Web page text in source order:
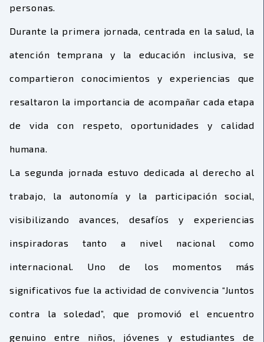
personas.
Durante la primera jornada, centrada en la salud, la
atención temprana y la educación inclusiva, se
compartieron conocimientos y experiencias que
resaltaron la importancia de acompañar cada etapa
de vida con respeto, oportunidades y calidad
humana.
La segunda jornada estuvo dedicada al derecho al
trabajo, la autonomía y la participación social,
visibilizando avances, desafíos y experiencias
inspiradoras tanto a nivel nacional como
internacional. Uno de los momentos más
significativos fue la actividad de convivencia “Juntos
contra la soledad”, que promovió el encuentro
genuino entre niños, jóvenes y estudiantes de